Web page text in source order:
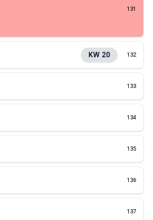
131
KW 20 132
133
134
135
136
137